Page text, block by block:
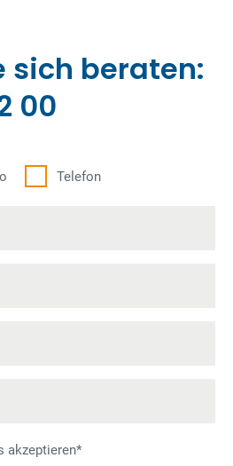
sich beraten:
00
Telefon
akzeptieren*